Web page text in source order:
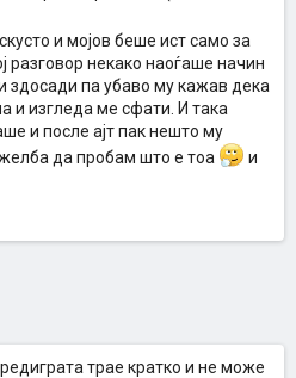
си знаеш, зрела си , го
дека пример треба да одиме
тебе ти се чини дека е правилно
да кажам, и горе напоменав
туку начинот на кој што тој сака
и мојов беше ист само за
разговор некако наоѓаше начин
здосади па убаво му кажав дека
и изгледа ме сфати. И така
и после ајт пак нешто му
да пробам што е тоа
и
трае кратко и не може